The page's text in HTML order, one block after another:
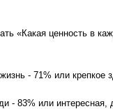
«Какая ценность в
- 71% или крепкое
- 83% или интересная,